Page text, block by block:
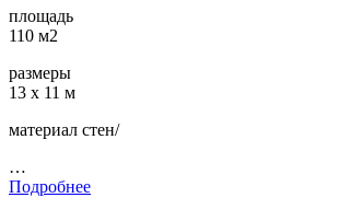
площадь
110 м2
размеры
13 х 11 м
материал стен/
…
Подробнее